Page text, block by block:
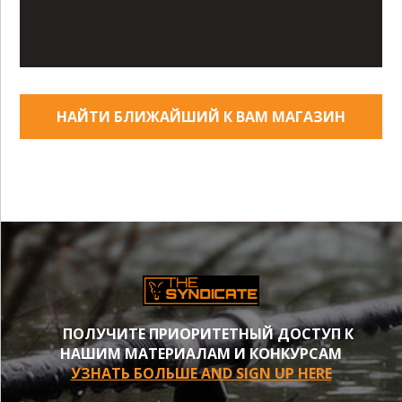
НАЙТИ БЛИЖАЙШИЙ К ВАМ МАГАЗИН
ПОЛУЧИТЕ ПРИОРИТЕТНЫЙ ДОСТУП К
НАШИМ МАТЕРИАЛАМ И КОНКУРСАМ
УЗНАТЬ БОЛЬШЕ AND SIGN UP HERE